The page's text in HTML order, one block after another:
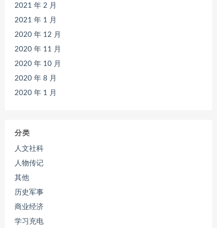
2021 年 2 月
2021 年 1 月
2020 年 12 月
2020 年 11 月
2020 年 10 月
2020 年 8 月
2020 年 1 月
分类
人文社科
人物传记
其他
历史军事
商业经济
学习充电